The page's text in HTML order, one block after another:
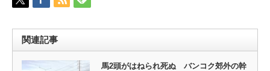
関連記事
馬2頭がはねられ死ぬ バンコク郊外の幹